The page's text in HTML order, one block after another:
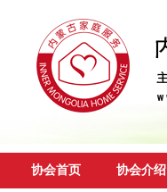
协会首页 协会介绍